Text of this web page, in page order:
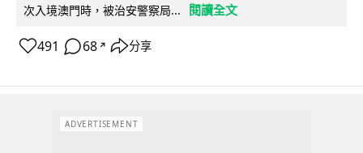
次入境澳門時，被治安警察局...
閱讀全文
491 68 ↗ 分享
ADVERTISEMENT